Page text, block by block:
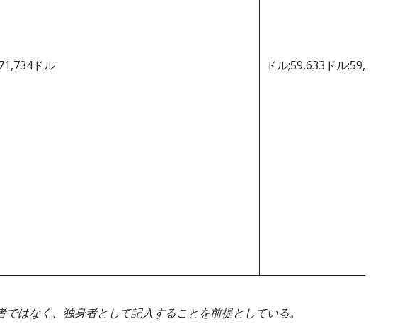
ドル ドル;59,633ドル;59,633ドル
はなく、独身者として記入することを前提としている。